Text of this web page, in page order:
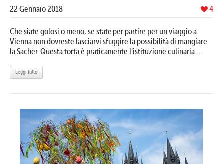
4
22 Gennaio 2018
Che siate golosi o meno, se state per partire per un viaggio a
Vienna non dovreste lasciarvi sfuggire la possibilità di mangiare
la Sacher. Questa torta è praticamente l'istituzione culinaria ...
Leggi Tutto